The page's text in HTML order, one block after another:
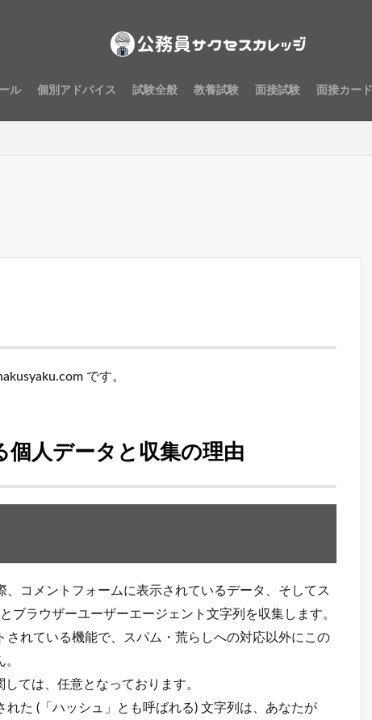
ル 個別アドバイス 試験全般 教養試験 面接試験 面接カード
です。
個人データと収集の理由
コメントフォームに表示されているデータ、そしてス
ブラウザーユーザーエージェント文字列を収集します。
されている機能で、スパム・荒らしへの対応以外にこの
ては、任意となっております。
れた (「ハッシュ」とも呼ばれる) 文字列は、あなたが